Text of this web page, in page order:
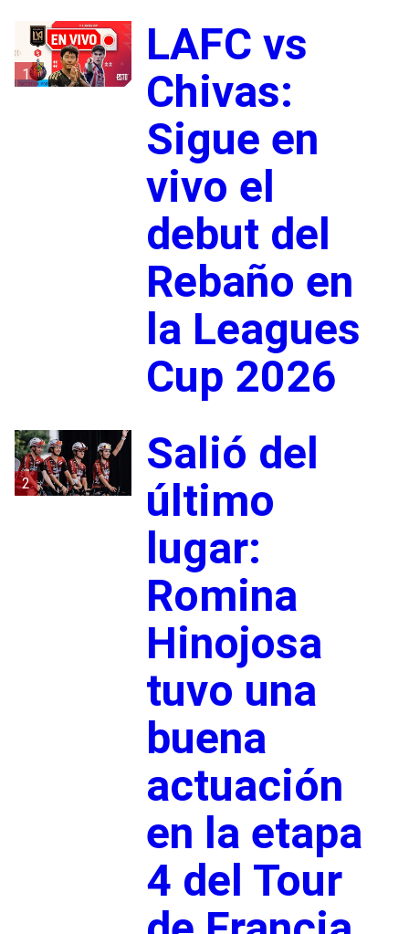
1
LAFC vs
Chivas:
Sigue en
vivo el
debut del
Rebaño en
la Leagues
Cup 2026
2
Salió del
último
lugar:
Romina
Hinojosa
tuvo una
buena
actuación
en la etapa
4 del Tour